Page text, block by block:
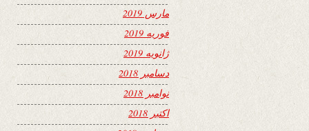
مارس 2019
فوریه 2019
ژانویه 2019
دسامبر 2018
نوامبر 2018
اکتبر 2018